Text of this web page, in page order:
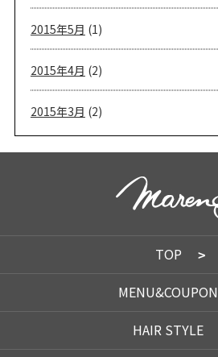
2015年5月 (1)
2015年4月 (2)
2015年3月 (2)
TOP
MENU&COUPON
HAIR STYLE